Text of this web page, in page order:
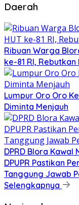
Daerah
Ribuan Warga
ke-81 RI,
Lumpur Oro Oro
Diminta Menjauh
DPRD Blora
DPUPR Pastikan
Tanggung Jawab
Selengkapnya